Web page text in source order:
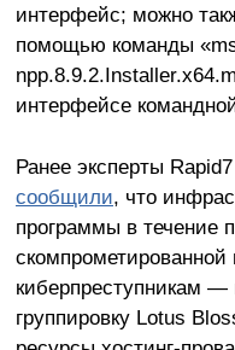
интерфейс; можно
помощью команды
интерфейсе
Ранее эксперты
сообщили, что
программы в течение
скомпрометированной
киберпреступникам
группировку Lotus